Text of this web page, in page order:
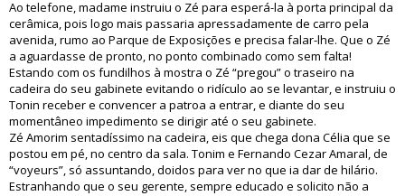
Ao telefone, madame instruiu o Zé para esperá-la à porta principal da
cerâmica, pois logo mais passaria apressadamente de carro pela
avenida, rumo ao Parque de Exposições e precisa falar-lhe. Que o Zé
a aguardasse de pronto, no ponto combinado como sem falta!
Estando com os fundilhos à mostra o Zé “pregou” o traseiro na
cadeira do seu gabinete evitando o ridículo ao se levantar, e instruiu o
Tonin receber e convencer a patroa a entrar, e diante do seu
momentâneo impedimento se dirigir até o seu gabinete.
Zé Amorim sentadíssimo na cadeira, eis que chega dona Célia que se
postou em pé, no centro da sala. Tonim e Fernando Cezar Amaral, de
“voyeurs”, só assuntando, doidos para ver no que ia dar de hilário.
Estranhando que o seu gerente, sempre educado e solicito não a